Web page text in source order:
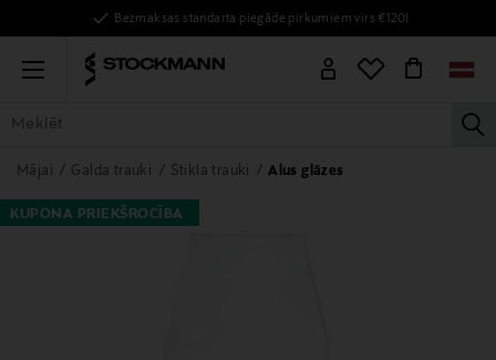
Bezmaksas standarta piegāde pirkumiem virs €120!
Menu
VISAS PRECES SIEVIETĒM VĪRIEŠIEM BĒRNIEM
Mājai Galda trauki Stikla trauki Alus glāzes
KUPONA PRIEKŠROCĪBA